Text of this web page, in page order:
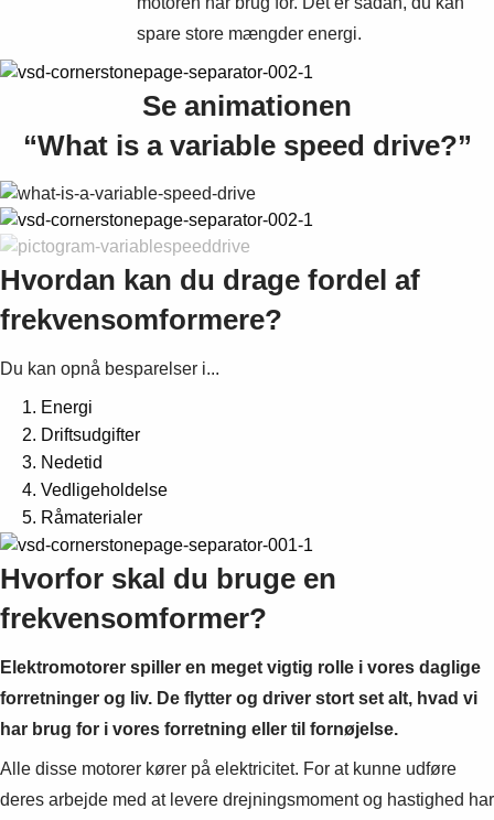
spare store mængder energi.
Se animationen
“What is a variable speed drive?”
Hvordan kan du drage fordel af
frekvensomformere?
Du kan opnå besparelser i...
Energi
Driftsudgifter
Nedetid
Vedligeholdelse
Råmaterialer
Hvorfor skal du bruge en
frekvensomformer?
Elektromotorer spiller en meget vigtig rolle i vores daglige
forretninger og liv. De flytter og driver stort set alt, hvad vi
har brug for i vores forretning eller til fornøjelse.
Alle disse motorer kører på elektricitet. For at kunne udføre
deres arbejde med at levere drejningsmoment og hastighed har